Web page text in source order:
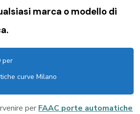
marca o modello di
per
curve Milano
per FAAC porte automatiche